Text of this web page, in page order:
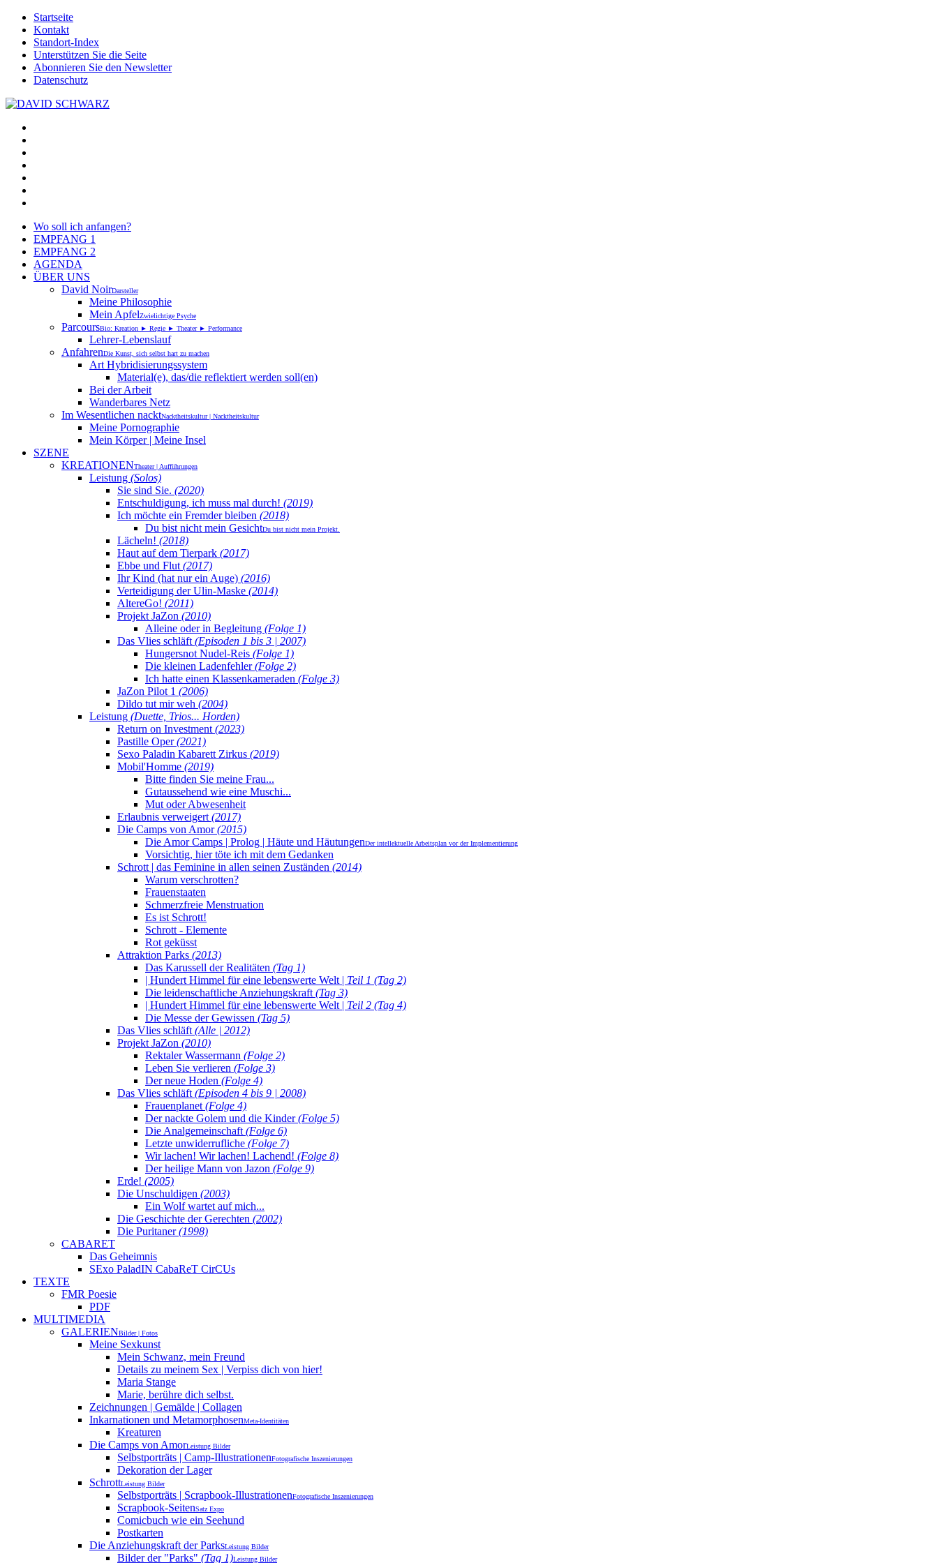
Startseite
Kontakt
Standort-Index
Unterstützen Sie die Seite
Abonnieren Sie den Newsletter
Datenschutz
Wo soll ich anfangen?
EMPFANG 1
EMPFANG 2
AGENDA
ÜBER UNS
David NoirDarsteller
Meine Philosophie
Mein ApfelZwielichtige Psyche
ParcoursBio: Kreation ► Regie ► Theater ► Performance
Lehrer-Lebenslauf
AnfahrenDie Kunst, sich selbst hart zu machen
Art Hybridisierungssystem
Material(e), das/die reflektiert werden soll(en)
Bei der Arbeit
Wanderbares Netz
Im Wesentlichen nacktNacktheitskultur | Nacktheitskultur
Meine Pornographie
Mein Körper | Meine Insel
SZENE
KREATIONENTheater | Aufführungen
Leistung (Solos)
Sie sind Sie. (2020)
Entschuldigung, ich muss mal durch! (2019)
Ich möchte ein Fremder bleiben (2018)
Du bist nicht mein GesichtDu bist nicht mein Projekt.
Lächeln! (2018)
Haut auf dem Tierpark (2017)
Ebbe und Flut (2017)
Ihr Kind (hat nur ein Auge) (2016)
Verteidigung der Ulin-Maske (2014)
AltereGo! (2011)
Projekt JaZon (2010)
Alleine oder in Begleitung (Folge 1)
Das Vlies schläft (Episoden 1 bis 3 | 2007)
Hungersnot Nudel-Reis (Folge 1)
Die kleinen Ladenfehler(Folge 2)
Ich hatte einen Klassenkameraden (Folge 3)
JaZon Pilot 1 (2006)
Dildo tut mir weh (2004)
Leistung (Duette, Trios... Horden)
Return on Investment (2023)
Pastille Oper(2021)
Sexo Paladin Kabarett Zirkus (2019)
Mobil'Homme (2019)
Bitte finden Sie meine Frau...
Gutaussehend wie eine Muschi...
Mut oder Abwesenheit
Erlaubnis verweigert (2017)
Die Camps von Amor(2015)
Die Amor Camps | Prolog | Häute und HäutungenDer intellektuelle Arbeitsplan vor der Implementierung
Vorsichtig, hier töte ich mit dem Gedanken
Schrott | das Feminine in allen seinen Zuständen (2014)
Warum verschrotten?
Frauenstaaten
Schmerzfreie Menstruation
Es ist Schrott!
Schrott - Elemente
Rot geküsst
Attraktion Parks (2013)
Das Karussell der Realitäten (Tag 1)
| Hundert Himmel für eine lebenswerte Welt | Teil 1 (Tag 2)
Die leidenschaftliche Anziehungskraft (Tag 3)
| Hundert Himmel für eine lebenswerte Welt | Teil 2 (Tag 4)
Die Messe der Gewissen (Tag 5)
Das Vlies schläft (Alle | 2012)
Projekt JaZon (2010)
Rektaler Wassermann (Folge 2)
Leben Sie verlieren (Folge 3)
Der neue Hoden (Folge 4)
Das Vlies schläft (Episoden 4 bis 9 | 2008)
Frauenplanet (Folge 4)
Der nackte Golem und die Kinder(Folge 5)
Die Analgemeinschaft (Folge 6)
Letzte unwiderrufliche (Folge 7)
Wir lachen! Wir lachen! Lachend! (Folge 8)
Der heilige Mann von Jazon (Folge 9)
Erde! (2005)
Die Unschuldigen (2003)
Ein Wolf wartet auf mich...
Die Geschichte der Gerechten (2002)
Die Puritaner(1998)
CABARET
Das Geheimnis
SExo PaladIN CabaReT CirCUs
TEXTE
FMR Poesie
PDF
MULTIMEDIA
GALERIENBilder | Fotos
Meine Sexkunst
Mein Schwanz, mein Freund
Details zu meinem Sex | Verpiss dich von hier!
Maria Stange
Marie, berühre dich selbst.
Zeichnungen | Gemälde | Collagen
Inkarnationen und MetamorphosenMeta-Identitäten
Kreaturen
Die Camps von AmorLeistung Bilder
Selbstporträts | Camp-IllustrationenFotografische Inszenierungen
Dekoration der Lager
SchrottLeistung Bilder
Selbstporträts | Scrapbook-IllustrationenFotografische Inszenierungen
Scrapbook-SeitenSatz Expo
Comicbuch wie ein Seehund
Postkarten
Die Anziehungskraft der ParksLeistung Bilder
Bilder der "Parks" (Tag 1)Leistung Bilder